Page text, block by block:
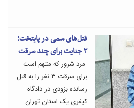
قتل‌های سمی در پایتخت؛
۳ جنایت برای چند سرقت
مرد شرور که متهم است
برای سرقت ۳ نفر را به قتل
رسانده بزودی در دادگاه
کیفری یک استان تهران